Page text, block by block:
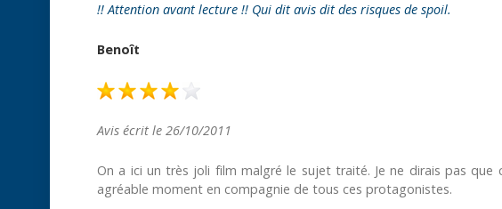
!! Attention avant lecture !! Qui dit avis dit des risques de spoil.
Benoît
Avis écrit le 26/10/2011
On a ici un très joli film malgré le sujet traité. Je ne dirais pas que
agréable moment en compagnie de tous ces protagonistes.